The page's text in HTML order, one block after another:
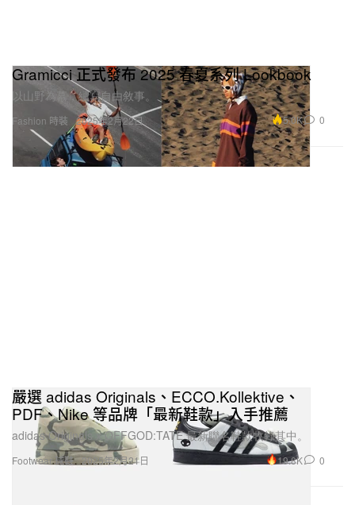
Fashion 時裝
Gramicci 正式發布 2025 春夏系列 Lookbook
以山野為幕，續寫自由敘事。
2025年2月22日 5.0K 0
Footwear 球鞋
嚴選 adidas Originals、ECCO.Kollektive、
PDF、Nike 等品牌「最新鞋款」入手推薦
adidas Originals x OFFGOD:TATE 最新聯名鞋款收錄其中。
2025年2月21日 19.8K 0